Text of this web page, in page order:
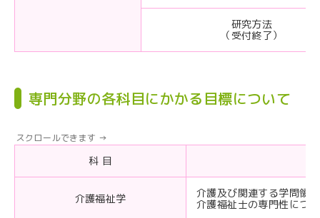
研究方法
（受付終了）
専門分野の各科目にかかる目標について
科 目
介護福祉学
介護及び関連する学問領
介護福祉士の専門性につ